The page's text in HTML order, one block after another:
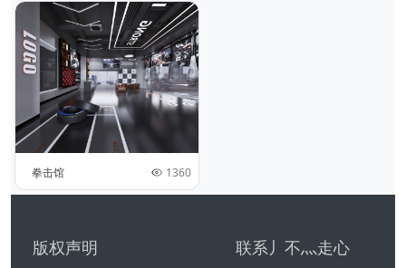
拳击馆 1360
版权声明 联系丿不灬走心